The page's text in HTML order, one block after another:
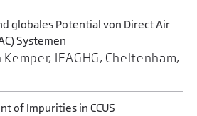
globales Potential von Direct Air
Systemen
Kemper, IEAGHG, Cheltenham,
of Impurities in CCUS